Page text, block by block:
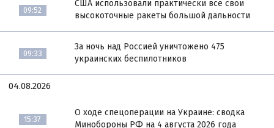
09:52
США использовали практически все свои
высокоточные ракеты большой дальности
09:33
За ночь над Россией уничтожено 475
украинских беспилотников
04.08.2026
15:37
О ходе спецоперации на Украине: сводка
Минобороны РФ на 4 августа 2026 года